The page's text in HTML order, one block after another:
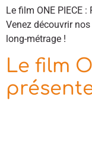
Le film ONE PIECE
Venez découvrir
long-métrage !
Le film